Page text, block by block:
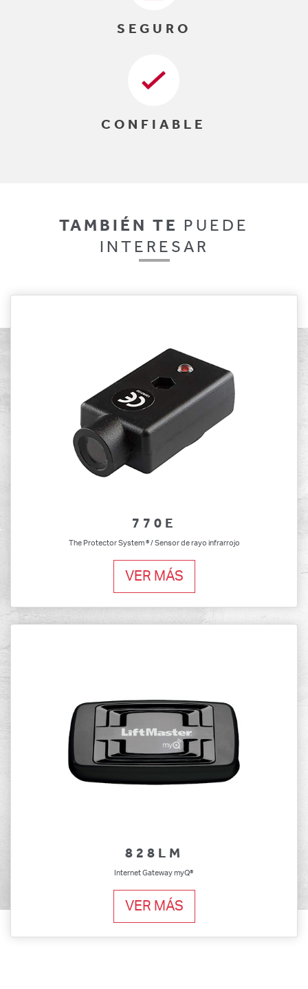
SEGURO
CONFIABLE
TAMBIÉN TE
PUEDE
INTERESAR
770E
The Protector System ® / Sensor de rayo infrarrojo
VER MÁS
828LM
Internet Gateway myQ®
VER MÁS